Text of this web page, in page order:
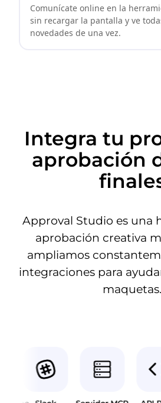
Comunícate online en la
sin recargar la pantalla y ve
novedades de una vez.
Integra tu
aprobación
Approval Studio es una
aprobación creativa
ampliamos
integraciones para
maquetas.